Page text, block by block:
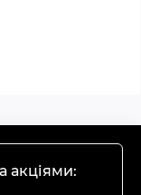
акціями: